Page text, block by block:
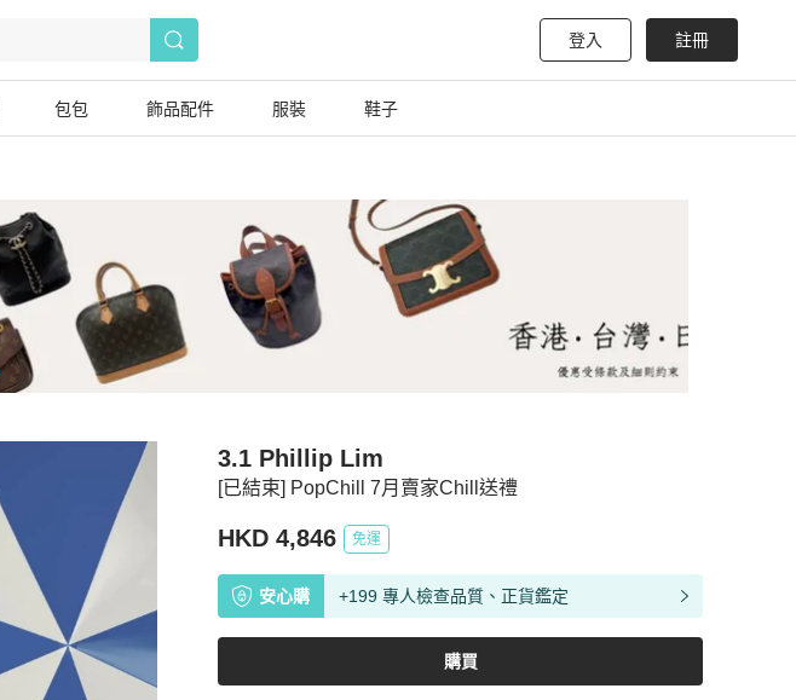
登入 註冊
包包 飾品配件 服裝 鞋子
[已結束] PopChill 7月賣家Chill送禮
3.1 Phillip Lim
HKD 4,846 免運
安心購 +199 專人檢查品質、正貨鑑定
購買